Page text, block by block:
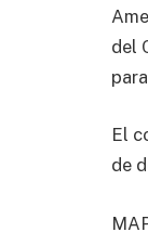
del
El
de